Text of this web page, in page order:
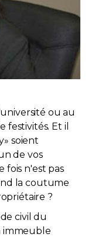
ou au
festivités. Et il
soient
de vos
fois n'est pas
la coutume
?
civil du
immeuble